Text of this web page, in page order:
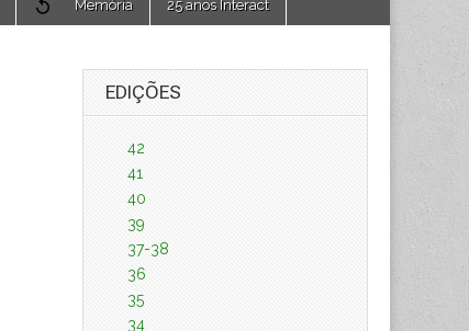
Memória 25 anos Interact
EDIÇÕES
42
41
40
39
37-38
36
35
34